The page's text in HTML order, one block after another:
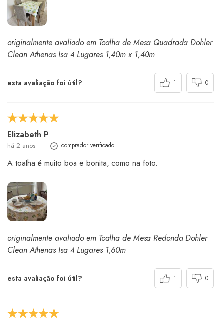
originalmente avaliado em Toalha de Mesa Quadrada Dohler
Clean Athenas Isa 4 Lugares 1,40m x 1,40m
esta avaliação foi útil? 1 0
Elizabeth P
há 2 anos comprador verificado
A toalha é muito boa e bonita, como na foto.
originalmente avaliado em Toalha de Mesa Redonda Dohler
Clean Athenas Isa 4 Lugares 1,60m
esta avaliação foi útil? 1 0